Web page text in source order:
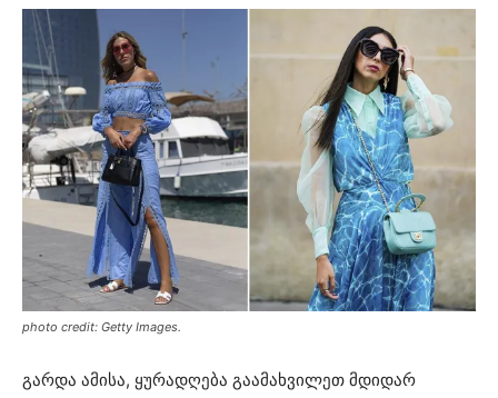
photo credit: Getty Images.
გარდა ამისა, ყურადღება გაამახვილეთ მდიდარ